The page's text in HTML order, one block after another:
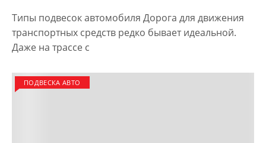
Типы подвесок автомобиля Дорога для движения
транспортных средств редко бывает идеальной.
Даже на трассе с
ПОДВЕСКА АВТО